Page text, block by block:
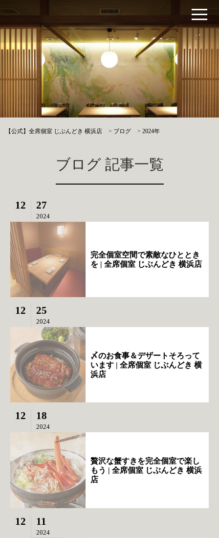
【公式】全席個室 じぶんどき 横浜店 > ブログ >2024年
ブログ 記事一覧
12 27
2024
完全個室空間で素敵なひととき
を | 全席個室 じぶんどき 横浜店
12 25
2024
〆のお食事＆デザートそろって
います | 全席個室 じぶんどき 横
浜店
12 18
2024
贅沢な蟹すきを完全個室で楽し
もう | 全席個室 じぶんどき 横浜
店
12 11
2024